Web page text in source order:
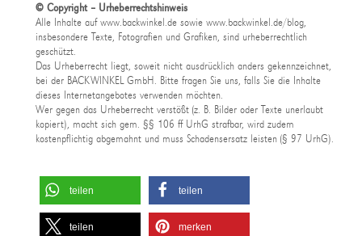
© Copyright – Urheberrechtshinweis
Alle Inhalte auf www.backwinkel.de sowie www.backwinkel.de/blog,
insbesondere Texte, Fotografien und Grafiken, sind urheberrechtlich
geschützt.
Das Urheberrecht liegt, soweit nicht ausdrücklich anders gekennzeichnet,
bei der BACKWINKEL GmbH. Bitte fragen Sie uns, falls Sie die Inhalte
dieses Internetangebotes verwenden möchten.
Wer gegen das Urheberrecht verstößt (z. B. Bilder oder Texte unerlaubt
kopiert), macht sich gem. §§ 106 ff UrhG strafbar, wird zudem
kostenpflichtig abgemahnt und muss Schadensersatz leisten (§ 97 UrhG).
teilen teilen
teilen merken